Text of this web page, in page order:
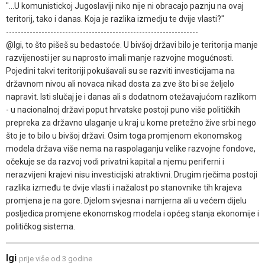
"...U komunistickoj Jugoslaviji niko nije ni obracajo paznju na ovaj
teritorij, tako i danas. Koja je razlika izmedju te dvije vlasti?"
-----------------------------------------------------------------
@Igi, to što pišeš su bedastoće. U bivšoj državi bilo je teritorija manje
razvijenosti jer su naprosto imali manje razvojne mogućnosti.
Pojedini takvi teritoriji pokušavali su se razviti investicijama na
državnom nivou ali novaca nikad dosta za zve što bi se željelo
napravit. Isti slučaj je i danas ali s dodatnom otežavajućom razlikom
- u nacionalnoj državi poput hrvatske postoji puno više političkih
prepreka za državno ulaganje u kraj u kome pretežno žive srbi nego
što je to bilo u bivšoj državi. Osim toga promjenom ekonomskog
modela država više nema na raspolaganju velike razvojne fondove,
očekuje se da razvoj vodi privatni kapital a njemu periferni i
nerazvijeni krajevi nisu investicijski atraktivni. Drugim rječima postoji
razlika između te dvije vlasti i nažalost po stanovnike tih krajeva
promjena je na gore. Djelom svjesna i namjerna ali u većem dijelu
posljedica promjene ekonomskog modela i općeg stanja ekonomije i
političkog sistema.
Igi prije više od 3 godine